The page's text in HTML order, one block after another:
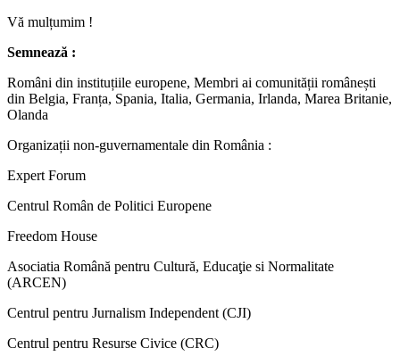
Vă mulțumim !
Semnează :
Români din instituțiile europene, Membri ai comunității românești
din Belgia, Franța, Spania, Italia, Germania, Irlanda, Marea Britanie,
Olanda
Organizații non-guvernamentale din România :
Expert Forum
Centrul Român de Politici Europene
Freedom House
Asociatia Română pentru Cultură, Educaţie si Normalitate
(ARCEN)
Centrul pentru Jurnalism Independent (CJI)
Centrul pentru Resurse Civice (CRC)